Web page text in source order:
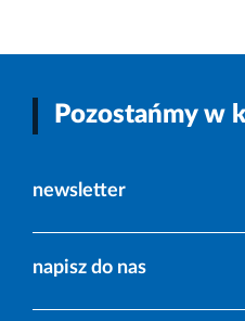
Pozostańmy w
newsletter
napisz do nas